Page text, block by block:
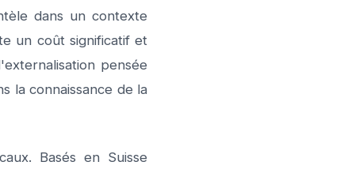
dans un contexte
un coût significatif et
pensée
la connaissance de la
Basés en Suisse